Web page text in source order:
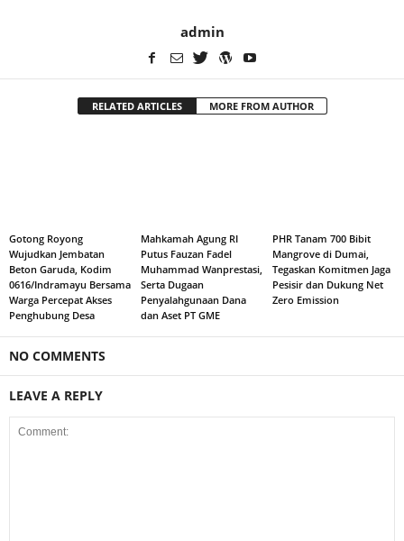
admin
RELATED ARTICLES MORE FROM AUTHOR
Gotong Royong
Wujudkan Jembatan
Beton Garuda, Kodim
0616/Indramayu Bersama
Warga Percepat Akses
Penghubung Desa
Mahkamah Agung RI
Putus Fauzan Fadel
Muhammad Wanprestasi,
Serta Dugaan
Penyalahgunaan Dana
dan Aset PT GME
PHR Tanam 700 Bibit
Mangrove di Dumai,
Tegaskan Komitmen Jaga
Pesisir dan Dukung Net
Zero Emission
NO COMMENTS
LEAVE A REPLY